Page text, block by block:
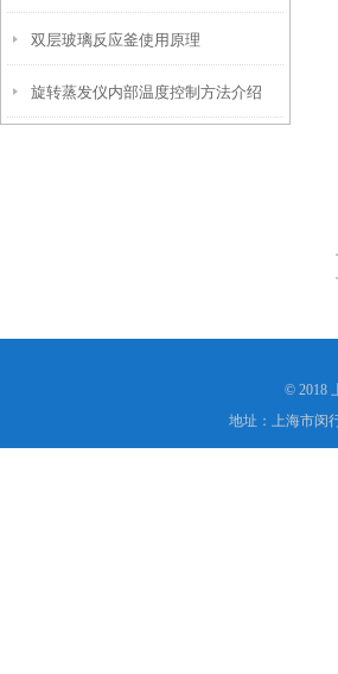
双层玻璃反应釜使用原理
旋转蒸发仪内部温度控制方法介绍
© 2018
地址：上海市闵